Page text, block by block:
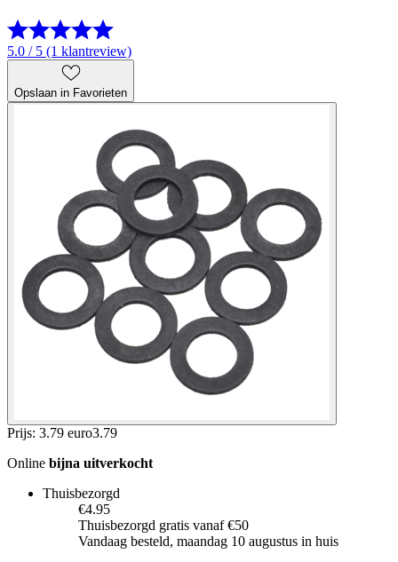
5.0 / 5 (1 klantreview)
Opslaan in Favorieten
Prijs: 3.79 euro3.79
Online bijna uitverkocht
Thuisbezorgd
€4.95
Thuisbezorgd gratis vanaf €50
Vandaag besteld, maandag 10 augustus in huis